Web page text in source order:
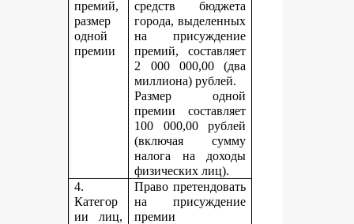
премий,
размер
одной
премии
средств бюджета
города, выделенных
на присуждение
премий, составляет
2 000 000,00 (два
миллиона) рублей.
Размер одной
премии составляет
100 000,00 рублей
(включая сумму
налога на доходы
физических лиц).
4.
Категор
ии лиц,
Право претендовать
на присуждение
премии